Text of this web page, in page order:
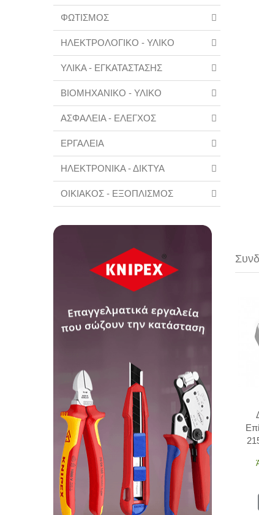
ΦΩΤΙΣΜΟΣ
ΗΛΕΚΤΡΟΛΟΓΙΚΟ - ΥΛΙΚΟ
ΥΛΙΚΑ - ΕΓΚΑΤΑΣΤΑΣΗΣ
ΒΙΟΜΗΧΑΝΙΚΟ - ΥΛΙΚΟ
ΑΣΦΑΛΕΙΑ - ΕΛΕΓΧΟΣ
ΕΡΓΑΛΕΙΑ
ΗΛΕΚΤΡΟΝΙΚΑ - ΔΙΚΤΥΑ
ΟΙΚΙΑΚΟΣ - ΕΞΟΠΛΙΣΜΟΣ